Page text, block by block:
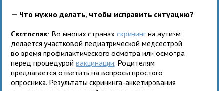
— Что нужно делать, чтобы исправить ситуацию?
Святослав: Во многих странахскринингна аутизм
делается участковой педиатрической медсестрой
во время профилактического осмотра или осмотра
перед процедуройвакцинации. Родителям
предлагается ответить на вопросы простого
опросника. Результаты скрининга-анкетирования